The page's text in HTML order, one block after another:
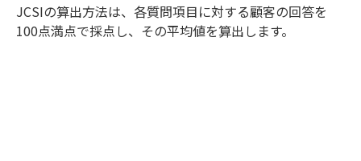
JCSIの算出方法は、各質問項目に対する顧客の回答を
100点満点で採点し、その平均値を算出します。